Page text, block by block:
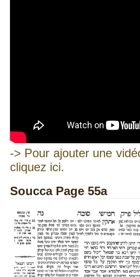
-> Pour ajouter une
cliquez ici.
Soucca Page 55a